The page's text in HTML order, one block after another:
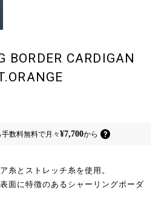
BORDER CARDIGAN
手数料無料で月々¥7,700から
糸とストレッチ糸を使用。
面に特徴のあるシャーリングボーダ